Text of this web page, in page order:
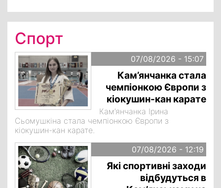
Спорт
07/08/2026 - 15:07
Кам’янчанка стала
чемпіонкою Європи з
кіокушин-кан карате
Кам’янчанка Ірина
Сьомушкіна стала чемпіонкою Європи з
кіокушин-кан карате.
07/08/2026 - 12:19
Які спортивні заходи
відбудуться в